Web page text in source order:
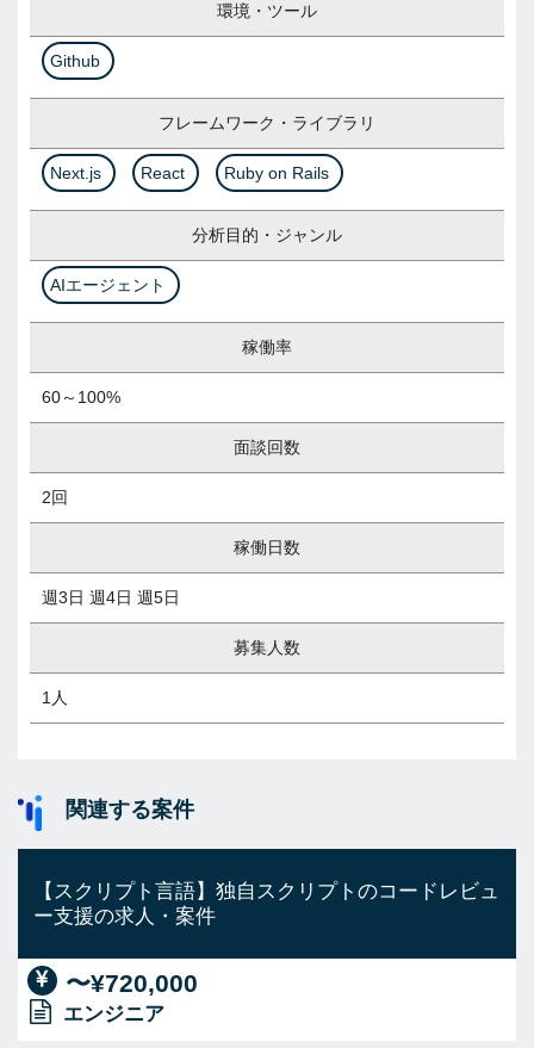
環境・ツール
Github
フレームワーク・ライブラリ
Next.js React Ruby on Rails
分析目的・ジャンル
AIエージェント
稼働率
60～100%
面談回数
2回
稼働日数
週3日 週4日 週5日
募集人数
1人
関連する案件
【スクリプト言語】独自スクリプトのコードレビュ
ー支援の求人・案件
〜¥720,000
エンジニア